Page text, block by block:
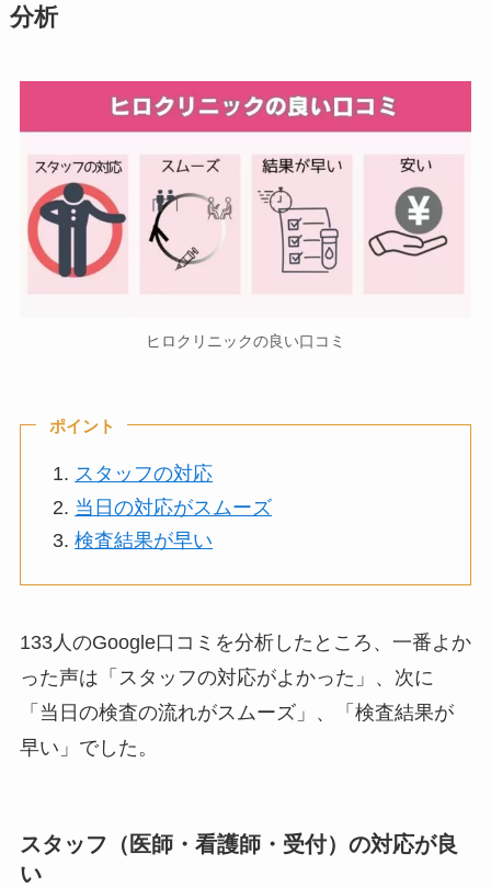
分析
ヒロクリニックの良い口コミ
ポイント
スタッフの対応
当日の対応がスムーズ
検査結果が早い
133人のGoogle口コミを分析したところ、一番よか
った声は「スタッフの対応がよかった」、次に
「当日の検査の流れがスムーズ」、「検査結果が
早い」でした。
スタッフ（医師・看護師・受付）の対応が良
い